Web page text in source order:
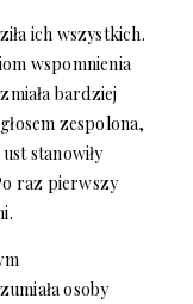
ich wszystkich.
wspomnienia
bardziej
zespolona,
stanowiły
raz pierwszy
osoby